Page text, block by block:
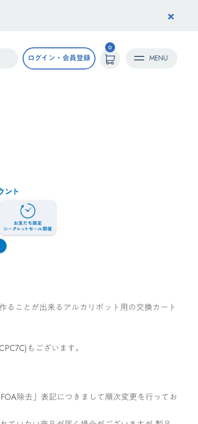
×
ログイン・会員登録
0
MENU
ることが出来るアルカリポット用の交換カート
もございます。
除去」表記につきまして順次変更を行ってお